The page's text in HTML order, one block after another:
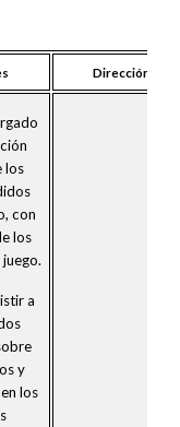
Dirección
los
con
los
a
y
los